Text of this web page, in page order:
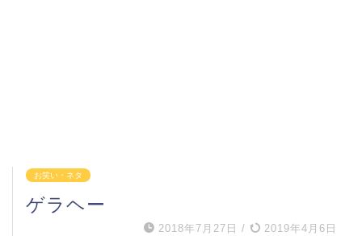
お笑い・ネタ
ゲラヘー
2018年7月27日 / 2019年4月6日